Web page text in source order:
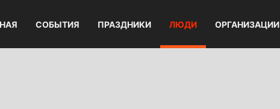
СОБЫТИЯ ПРАЗДНИКИ ЛЮДИ ОРГАНИЗАЦИИ